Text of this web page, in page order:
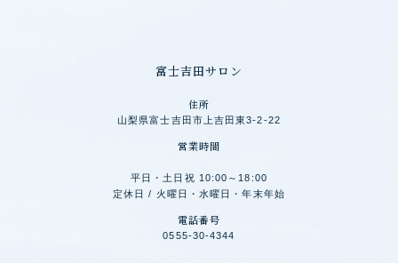
富士吉田サロン
住所
山梨県富士吉田市上吉田東3-2-22
営業時間
平日・土日祝 10:00～18:00
定休日 / 火曜日・水曜日・年末年始
電話番号
0555-30-4344